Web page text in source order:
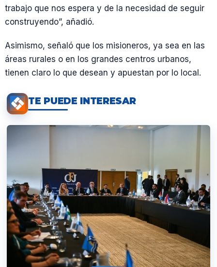
trabajo que nos espera y de la necesidad de seguir
construyendo”, añadió.
Asimismo, señaló que los misioneros, ya sea en las
áreas rurales o en los grandes centros urbanos,
tienen claro lo que desean y apuestan por lo local.
TE PUEDE INTERESAR